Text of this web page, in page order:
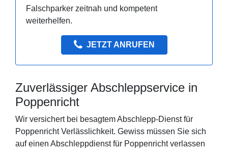
Falschparker zeitnah und kompetent
weiterhelfen.
JETZT ANRUFEN
Zuverlässiger Abschleppservice in
Poppenricht
Wir versichert bei besagtem Abschlepp-Dienst für
Poppenricht Verlässlichkeit. Gewiss müssen Sie sich
auf einen Abschleppdienst für Poppenricht verlassen